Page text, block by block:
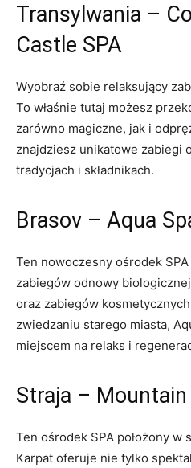
Transylwania –
Castle SPA
Wyobraź sobie relaksujący
⁣To⁢ właśnie tutaj możesz
zarówno magiczne, jak i
znajdziesz unikatowe zabiegi
tradycjach i składnikach.
Brasov – Aqua
Ten nowoczesny ośrodek
zabiegów odnowy⁣
oraz ⁣zabiegów​
⁣zwiedzaniu starego ⁢miasta,
miejscem na relaks i
Straja –
Ten ośrodek SPA ⁤położony w‍
Karpat oferuje nie tylko